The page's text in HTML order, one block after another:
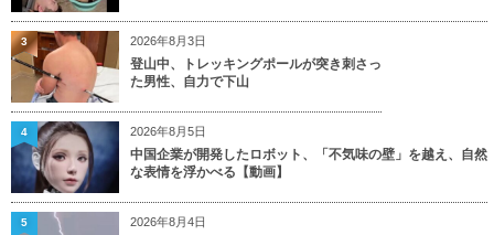
2026年8月3日
登山中、トレッキングポールが突き刺さっ
た男性、自力で下山
3
2026年8月5日
中国企業が開発したロボット、「不気味の壁」を越え、自然
な表情を浮かべる【動画】
4
2026年8月4日
5